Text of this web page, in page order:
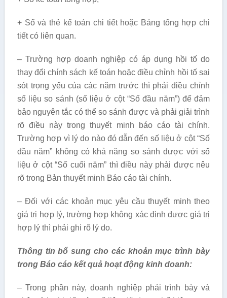
+ Sổ và thẻ kế toán chi tiết hoặc Bảng tổng hợp chi
tiết có liên quan.
– Trường hợp doanh nghiệp có áp dụng hồi tố do
thay đổi chính sách kế toán hoặc điều chỉnh hồi tố sai
sót trọng yếu của các năm trước thì phải điều chỉnh
số liệu so sánh (số liệu ở cột “Số đầu năm”) để đảm
bảo nguyên tắc có thể so sánh được và phải giải trình
rõ điều này trong thuyết minh báo cáo tài chính.
Trường hợp vì lý do nào đó dẫn đến số liệu ở cột “Số
đầu năm” không có khả năng so sánh được với số
liệu ở cột “Số cuối năm” thì điều này phải được nêu
rõ trong Bản thuyết minh Báo cáo tài chính.
– Đối với các khoản mục yêu cầu thuyết minh theo
giá trị hợp lý, trường hợp không xác định được giá trị
hợp lý thì phải ghi rõ lý do.
Thông tin bổ sung cho các khoản mục trình bày
trong Báo cáo kết quả hoạt động kinh doanh:
– Trong phần này, doanh nghiệp phải trình bày và